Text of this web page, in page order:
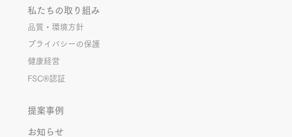
私たちの取り組み
品質・環境方針
プライバシーの保護
健康経営
FSC®︎認証
提案事例
お知らせ